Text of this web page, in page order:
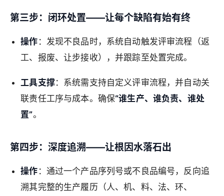
第三步：闭环处置——让每个缺陷有始有终
操作 ：发现不良品时，系统自动触发评审流程（返
工、报废、让步接收），并跟踪至处置完成。
工具支撑：系统需支持自定义评审流程，并自动关
联责任工序与成本。确保“谁生产、谁负责、谁处
置”。
第四步：深度追溯——让根因水落石出
操作 ：通过一个产品序列号或不良品编号，反向追
溯其完整的生产履历（人、机、料、法、环、